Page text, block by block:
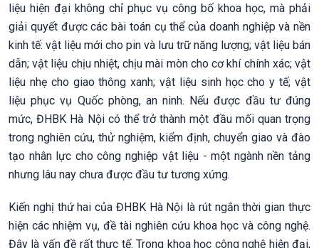
liệu hiện đại không chỉ phục vụ công bố khoa học, mà phải
giải quyết được các bài toán cụ thể của doanh nghiệp và nền
kinh tế: vật liệu mới cho pin và lưu trữ năng lượng; vật liệu bán
dẫn; vật liệu chịu nhiệt, chịu mài mòn cho cơ khí chính xác; vật
liệu nhẹ cho giao thông xanh; vật liệu sinh học cho y tế; vật
liệu phục vụ Quốc phòng, an ninh. Nếu được đầu tư đúng
mức, ĐHBK Hà Nội có thể trở thành một đầu mối quan trọng
trong nghiên cứu, thử nghiệm, kiểm định, chuyển giao và đào
tạo nhân lực cho công nghiệp vật liệu - một ngành nền tảng
nhưng lâu nay chưa được đầu tư tương xứng.
Kiến nghị thứ hai của ĐHBK Hà Nội là rút ngắn thời gian thực
hiện các nhiệm vụ, đề tài nghiên cứu khoa học và công nghệ.
Đây là vấn đề rất thực tế. Trong khoa học công nghệ hiện đại,